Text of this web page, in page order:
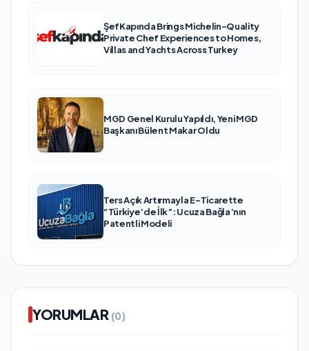
ŞefKapında Brings Michelin-Quality
Private Chef Experiences to Homes,
Villas and Yachts Across Turkey
MGD Genel Kurulu Yapıldı, Yeni MGD
Başkanı Bülent Makar Oldu
Ters Açık Artırmayla E-Ticarette
“Türkiye’de İlk”: Ucuza Bağla’nın
Patentli Modeli
YORUMLAR (0)